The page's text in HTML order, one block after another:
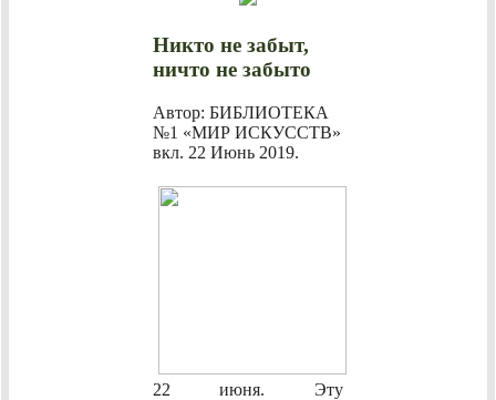
Никто не забыт,
ничто не забыто
Автор: БИБЛИОТЕКА
№1 «МИР ИСКУССТВ»
вкл. 22 Июнь 2019.
22 июня. Эту